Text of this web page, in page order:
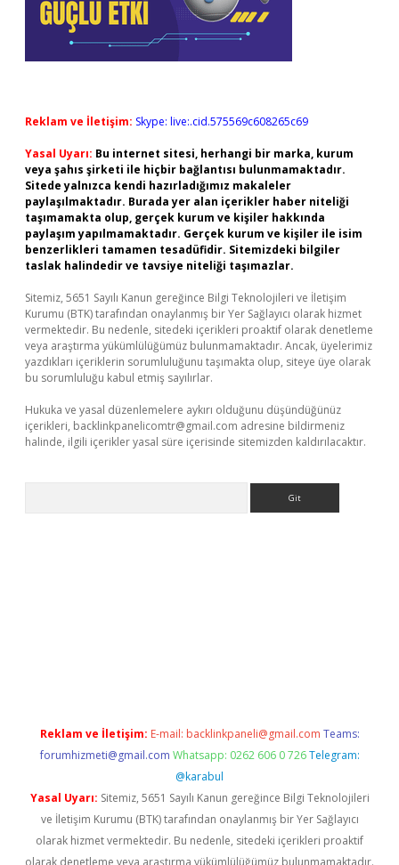
Reklam ve İletişim: Skype: live:.cid.575569c608265c69
Yasal Uyarı: Bu internet sitesi, herhangi bir marka, kurum
veya şahıs şirketi ile hiçbir bağlantısı bulunmamaktadır.
Sitede yalnızca kendi hazırladığımız makaleler
paylaşılmaktadır. Burada yer alan içerikler haber niteliği
taşımamakta olup, gerçek kurum ve kişiler hakkında
paylaşım yapılmamaktadır. Gerçek kurum ve kişiler ile isim
benzerlikleri tamamen tesadüfidir. Sitemizdeki bilgiler
taslak halindedir ve tavsiye niteliği taşımazlar.
Sitemiz, 5651 Sayılı Kanun gereğince Bilgi Teknolojileri ve İletişim
Kurumu (BTK) tarafından onaylanmış bir Yer Sağlayıcı olarak hizmet
vermektedir. Bu nedenle, sitedeki içerikleri proaktif olarak denetleme
veya araştırma yükümlülüğümüz bulunmamaktadır. Ancak, üyelerimiz
yazdıkları içeriklerin sorumluluğunu taşımakta olup, siteye üye olarak
bu sorumluluğu kabul etmiş sayılırlar.
Hukuka ve yasal düzenlemelere aykırı olduğunu düşündüğünüz
içerikleri, backlinkpanelicomtr@gmail.com adresine bildirmeniz
halinde, ilgili içerikler yasal süre içerisinde sitemizden kaldırılacaktır.
Reklam ve İletişim: E-mail: backlinkpaneli@gmail.com Teams:
forumhizmeti@gmail.com Whatsapp: 0262 606 0 726 Telegram:
@karabul
Yasal Uyarı: Sitemiz, 5651 Sayılı Kanun gereğince Bilgi Teknolojileri
ve İletişim Kurumu (BTK) tarafından onaylanmış bir Yer Sağlayıcı
olarak hizmet vermektedir. Bu nedenle, sitedeki içerikleri proaktif
olarak denetleme veya araştırma yükümlülüğümüz bulunmamaktadır.